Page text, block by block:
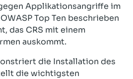
Applikationsangriffe im
Top Ten beschrieben
das CRS mit einem
auskommt.
die Installation des
die wichtigsten